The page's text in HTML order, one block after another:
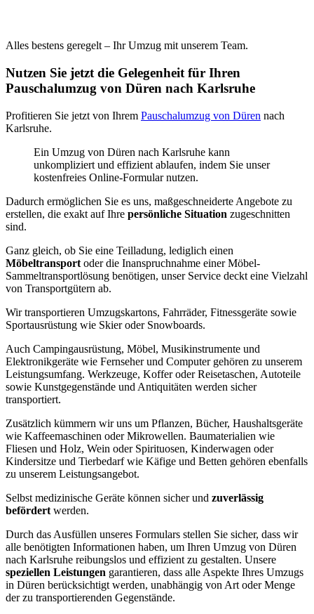
Alles bestens geregelt – Ihr Umzug mit unserem Team.
Nutzen Sie jetzt die Gelegenheit für Ihren
Pauschalumzug von Düren nach Karlsruhe
Profitieren Sie jetzt von Ihrem Pauschalumzug von Düren nach
Karlsruhe.
Ein Umzug von Düren nach Karlsruhe kann
unkompliziert und effizient ablaufen, indem Sie unser
kostenfreies Online-Formular nutzen.
Dadurch ermöglichen Sie es uns, maßgeschneiderte Angebote zu
erstellen, die exakt auf Ihre persönliche Situation zugeschnitten
sind.
Ganz gleich, ob Sie eine Teilladung, lediglich einen
Möbeltransport oder die Inanspruchnahme einer Möbel-
Sammeltransportlösung benötigen, unser Service deckt eine Vielzahl
von Transportgütern ab.
Wir transportieren Umzugskartons, Fahrräder, Fitnessgeräte sowie
Sportausrüstung wie Skier oder Snowboards.
Auch Campingausrüstung, Möbel, Musikinstrumente und
Elektronikgeräte wie Fernseher und Computer gehören zu unserem
Leistungsumfang. Werkzeuge, Koffer oder Reisetaschen, Autoteile
sowie Kunstgegenstände und Antiquitäten werden sicher
transportiert.
Zusätzlich kümmern wir uns um Pflanzen, Bücher, Haushaltsgeräte
wie Kaffeemaschinen oder Mikrowellen. Baumaterialien wie
Fliesen und Holz, Wein oder Spirituosen, Kinderwagen oder
Kindersitze und Tierbedarf wie Käfige und Betten gehören ebenfalls
zu unserem Leistungsangebot.
Selbst medizinische Geräte können sicher und zuverlässig
befördert werden.
Durch das Ausfüllen unseres Formulars stellen Sie sicher, dass wir
alle benötigten Informationen haben, um Ihren Umzug von Düren
nach Karlsruhe reibungslos und effizient zu gestalten. Unsere
speziellen Leistungen garantieren, dass alle Aspekte Ihres Umzugs
in Düren berücksichtigt werden, unabhängig von Art oder Menge
der zu transportierenden Gegenstände.